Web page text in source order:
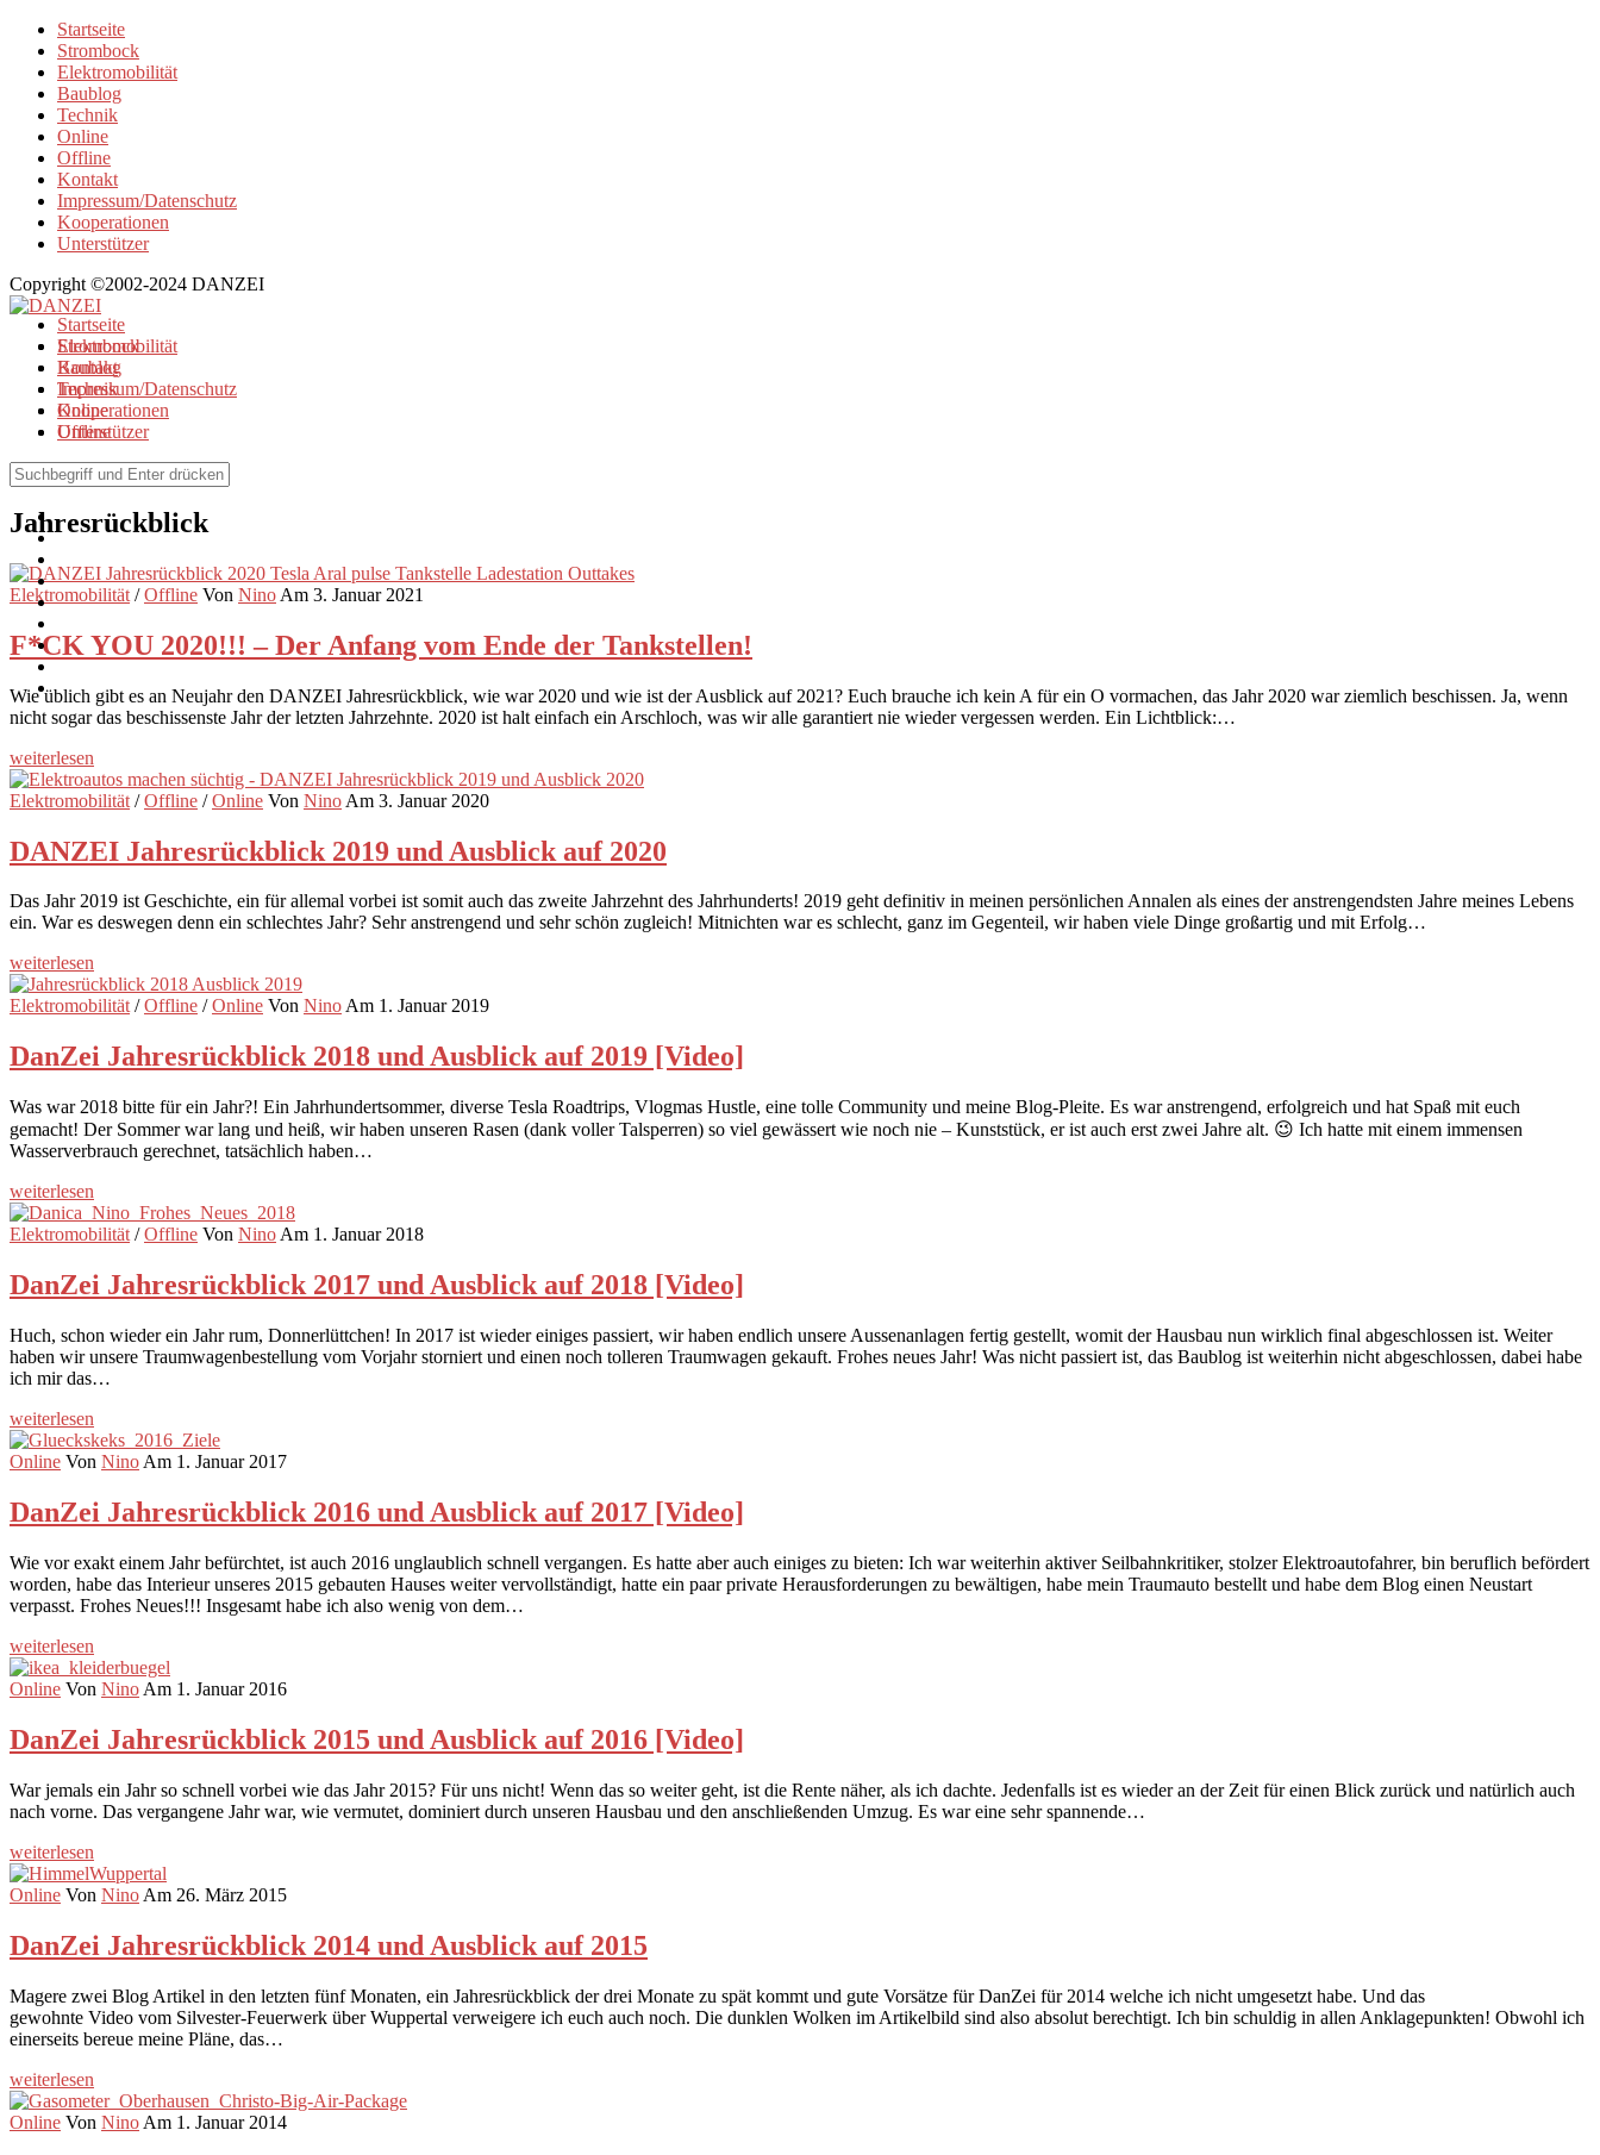
Startseite
Strombock
Elektromobilität
Baublog
Technik
Online
Offline
Kontakt
Impressum/Datenschutz
Kooperationen
Unterstützer
Copyright ©2002-2024 DANZEI
Startseite
Strombock
Kontakt
Impressum/Datenschutz
Kooperationen
Unterstützer
Elektromobilität
Baublog
Technik
Online
Offline
Browse Tag
Jahresrückblick
Elektromobilität /Offline Von Nino Am 3. Januar 2021
F*CK YOU 2020!!! – Der Anfang vom Ende der Tankstellen!
Wie üblich gibt es an Neujahr den DANZEI Jahresrückblick, wie war 2020 und wie ist der Ausblick auf 2021? Euch brauche ich kein A für ein O vormachen, das Jahr 2020 war ziemlich beschissen. Ja, wenn
nicht sogar das beschissenste Jahr der letzten Jahrzehnte. 2020 ist halt einfach ein Arschloch, was wir alle garantiert nie wieder vergessen werden. Ein Lichtblick:…
weiterlesen
Elektromobilität /Offline /Online Von Nino Am 3. Januar 2020
DANZEI Jahresrückblick 2019 und Ausblick auf 2020
Das Jahr 2019 ist Geschichte, ein für allemal vorbei ist somit auch das zweite Jahrzehnt des Jahrhunderts! 2019 geht definitiv in meinen persönlichen Annalen als eines der anstrengendsten Jahre meines Lebens
ein. War es deswegen denn ein schlechtes Jahr? Sehr anstrengend und sehr schön zugleich! Mitnichten war es schlecht, ganz im Gegenteil, wir haben viele Dinge großartig und mit Erfolg…
weiterlesen
Elektromobilität/Offline /Online Von NinoAm 1. Januar 2019
DanZei Jahresrückblick 2018 und Ausblick auf 2019 [Video]
Was war 2018 bitte für ein Jahr?! Ein Jahrhundertsommer, diverse Tesla Roadtrips, Vlogmas Hustle, eine tolle Community und meine Blog-Pleite. Es war anstrengend, erfolgreich und hat Spaß mit euch
gemacht! Der Sommer war lang und heiß, wir haben unseren Rasen (dank voller Talsperren) so viel gewässert wie noch nie – Kunststück, er ist auch erst zwei Jahre alt. 😉 Ich hatte mit einem immensen
Wasserverbrauch gerechnet, tatsächlich haben…
weiterlesen
Elektromobilität /Offline Von Nino Am 1. Januar 2018
DanZei Jahresrückblick 2017 und Ausblick auf 2018 [Video]
Huch, schon wieder ein Jahr rum, Donnerlüttchen! In 2017 ist wieder einiges passiert, wir haben endlich unsere Aussenanlagen fertig gestellt, womit der Hausbau nun wirklich final abgeschlossen ist. Weiter
haben wir unsere Traumwagenbestellung vom Vorjahr storniert und einen noch tolleren Traumwagen gekauft. Frohes neues Jahr! Was nicht passiert ist, das Baublog ist weiterhin nicht abgeschlossen, dabei habe
ich mir das…
weiterlesen
Online Von Nino Am 1. Januar 2017
DanZei Jahresrückblick 2016 und Ausblick auf 2017 [Video]
Wie vor exakt einem Jahr befürchtet, ist auch 2016 unglaublich schnell vergangen. Es hatte aber auch einiges zu bieten: Ich war weiterhin aktiver Seilbahnkritiker, stolzer Elektroautofahrer, bin beruflich befördert
worden, habe das Interieur unseres 2015 gebauten Hauses weiter vervollständigt, hatte ein paar private Herausforderungen zu bewältigen, habe mein Traumauto bestellt und habe dem Blog einen Neustart
verpasst. Frohes Neues!!! Insgesamt habe ich also wenig von dem…
weiterlesen
Online Von Nino Am 1. Januar 2016
DanZei Jahresrückblick 2015 und Ausblick auf 2016 [Video]
War jemals ein Jahr so schnell vorbei wie das Jahr 2015? Für uns nicht! Wenn das so weiter geht, ist die Rente näher, als ich dachte. Jedenfalls ist es wieder an der Zeit für einen Blick zurück und natürlich auch
nach vorne. Das vergangene Jahr war, wie vermutet, dominiert durch unseren Hausbau und den anschließenden Umzug. Es war eine sehr spannende…
weiterlesen
Online Von Nino Am 26. März 2015
DanZei Jahresrückblick 2014 und Ausblick auf 2015
Magere zwei Blog Artikel in den letzten fünf Monaten, ein Jahresrückblick der drei Monate zu spät kommt und gute Vorsätze für DanZei für 2014 welche ich nicht umgesetzt habe. Und das
gewohnte Video vom Silvester-Feuerwerk über Wuppertal verweigere ich euch auch noch. Die dunklen Wolken im Artikelbild sind also absolut berechtigt. Ich bin schuldig in allen Anklagepunkten! Obwohl ich
einerseits bereue meine Pläne, das…
weiterlesen
Online Von Nino Am 1. Januar 2014